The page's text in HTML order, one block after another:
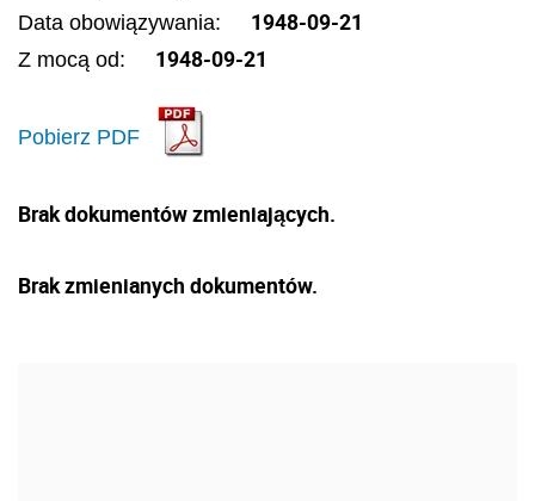
Data obowiązywania: 1948-09-21
Z mocą od: 1948-09-21
Pobierz PDF
Brak dokumentów zmieniających.
Brak zmienianych dokumentów.